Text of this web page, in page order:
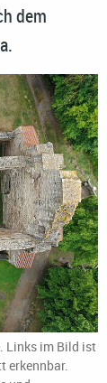
dem
Links im Bild ist
erkennbar.